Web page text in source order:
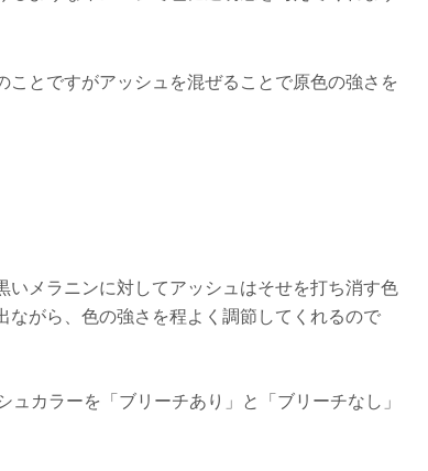
とですがアッシュを混ぜることで原色の強さを
いメラニンに対してアッシュはそせを打ち消す色
ながら、色の強さを程よく調節してくれるので
ュカラーを「ブリーチあり」と「ブリーチなし」